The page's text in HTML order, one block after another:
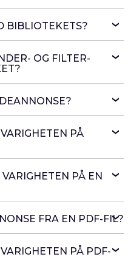
BIBLIOTEKETS?
OG FILTER-
PÅ
PÅ EN
FRA EN PDF-FIL?
PÅ PDF-